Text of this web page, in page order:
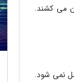
می کشند.
نمی شود.